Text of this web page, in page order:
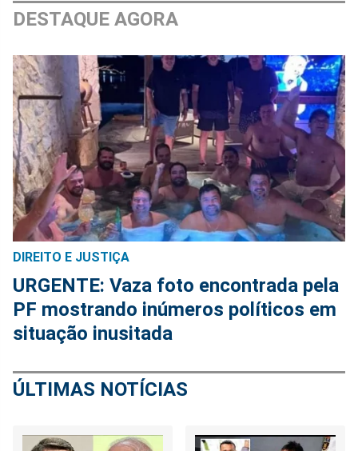
DESTAQUE AGORA
DIREITO E JUSTIÇA
URGENTE: Vaza foto encontrada pela
PF mostrando inúmeros políticos em
situação inusitada
ÚLTIMAS NOTÍCIAS